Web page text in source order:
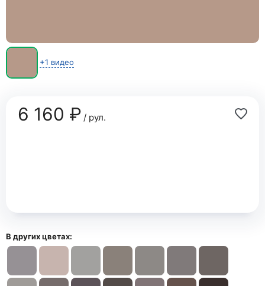
+1 видео
6 160 ₽/ рул.
В других цветах: